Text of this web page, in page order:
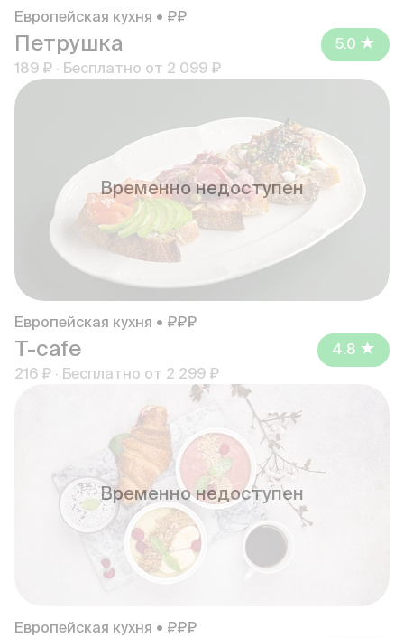
Европейская кухня • ₽₽
Петрушка
189 ₽ · Бесплатно от 2 099 ₽
5.0
Временно недоступен
Европейская кухня • ₽₽₽
T-cafe
216 ₽ · Бесплатно от 2 299 ₽
4.8
Временно недоступен
Европейская кухня • ₽₽₽